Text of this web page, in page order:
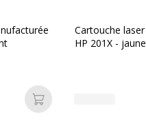
Ajouter au panier
Cartouche
HP 201X -